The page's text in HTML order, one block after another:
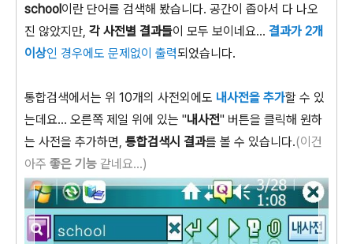
school이란 단어를 검색해 봤습니다. 공간이 좁아서 다 나오
진 않았지만, 각 사전별 결과들이 모두 보이네요... 결과가 2개
이상인 경우에도 문제없이 출력되었습니다.
통합검색에서는 위 10개의 사전외에도 내사전을 추가할 수 있
는데요... 오른쪽 제일 위에 있는 "내사전" 버튼을 클릭해 원하
는 사전을 추가하면, 통합검색시 결과를 볼 수 있습니다.(이건
아주 좋은 기능 같네요...)